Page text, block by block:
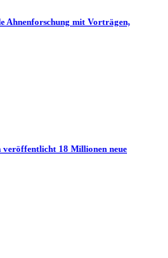
Ahnenforschung mit Vorträgen,
veröffentlicht 18 Millionen neue